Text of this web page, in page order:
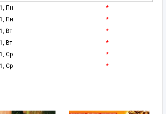
Пн
*
Пн
*
Вт
*
Вт
*
Ср
*
Ср *